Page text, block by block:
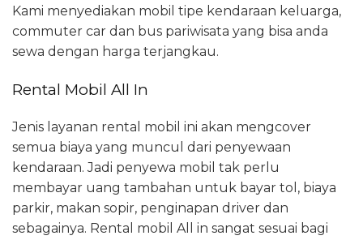
Kami menyediakan mobil tipe kendaraan keluarga,
commuter car dan bus pariwisata yang bisa anda
sewa dengan harga terjangkau.
Rental Mobil All In
Jenis layanan rental mobil ini akan mengcover
semua biaya yang muncul dari penyewaan
kendaraan. Jadi penyewa mobil tak perlu
membayar uang tambahan untuk bayar tol, biaya
parkir, makan sopir, penginapan driver dan
sebagainya. Rental mobil All in sangat sesuai bagi